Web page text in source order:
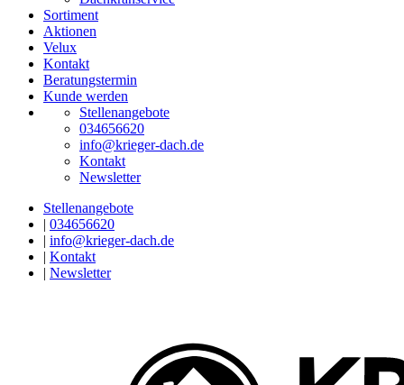
Sortiment
Aktionen
Velux
Kontakt
Beratungstermin
Kunde werden
Stellenangebote
034656620
info@krieger-dach.de
Kontakt
Newsletter
Stellenangebote
| 034656620
| info@krieger-dach.de
| Kontakt
| Newsletter